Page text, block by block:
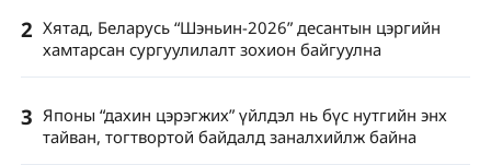
2 Хятад, Беларусь “Шэньин-2026” десантын цэргийн
хамтарсан сургуулилалт зохион байгуулна
3 Японы “дахин цэрэгжих” үйлдэл нь бүс нутгийн энх
тайван, тогтвортой байдалд заналхийлж байна